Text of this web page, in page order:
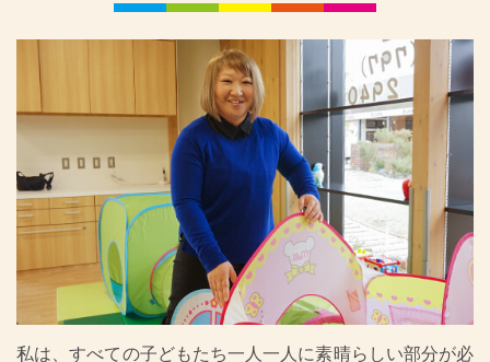
私は、すべての子どもたち一人一人に素晴らしい部分が必